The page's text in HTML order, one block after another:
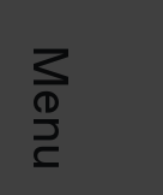
Menu